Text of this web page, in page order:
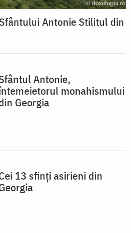
Antonie Stilitul din
Antonie,
monahismului
Georgia
13 sfinți asirieni din